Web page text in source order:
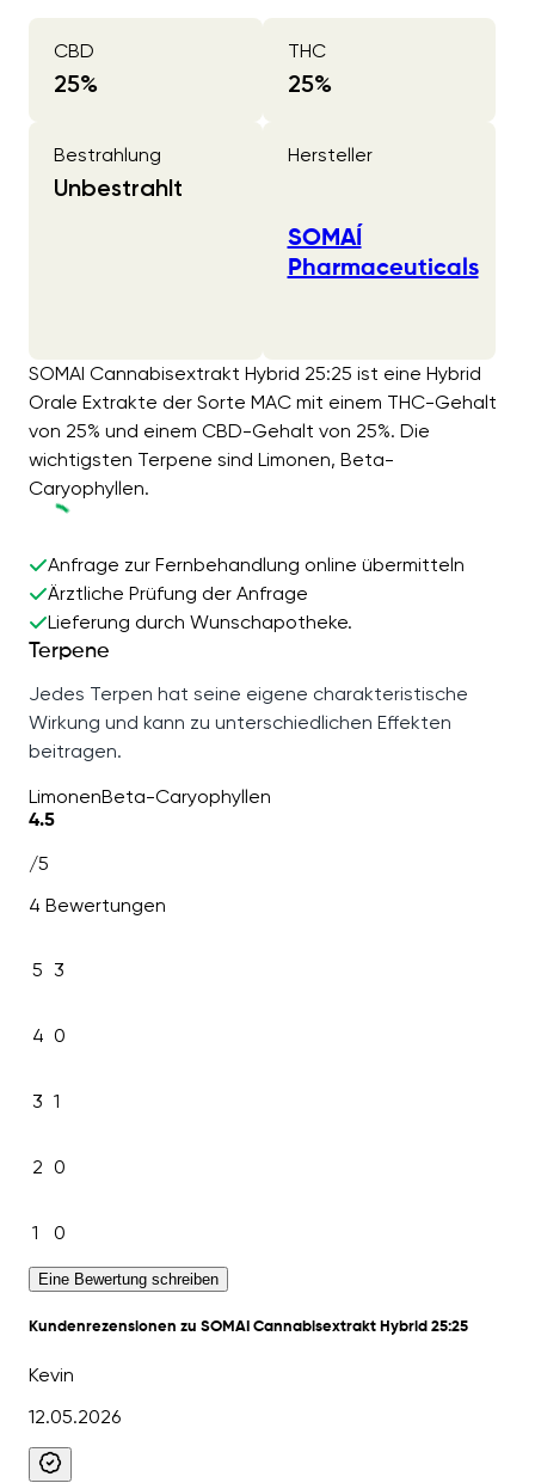
CBD
25%
THC
25%
Bestrahlung
Unbestrahlt
Hersteller
SOMAÍ
Pharmaceuticals
SOMAI Cannabisextrakt Hybrid 25:25 ist eine Hybrid
Orale Extrakte der Sorte MAC mit einem THC-Gehalt
von 25% und einem CBD-Gehalt von 25%. Die
wichtigsten Terpene sind Limonen, Beta-
Caryophyllen.
Anfrage zur Fernbehandlung online übermitteln
Ärztliche Prüfung der Anfrage
Lieferung durch Wunschapotheke.
Terpene
Jedes Terpen hat seine eigene charakteristische
Wirkung und kann zu unterschiedlichen Effekten
beitragen.
LimonenBeta-Caryophyllen
4.5
/5
4 Bewertungen
5 3
4 0
3 1
2 0
1 0
Eine Bewertung schreiben
Kundenrezensionen zu SOMAI Cannabisextrakt Hybrid 25:25
Kevin
12.05.2026